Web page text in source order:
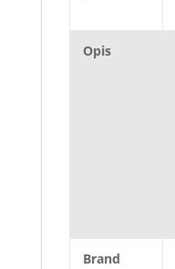
Opis
Brand